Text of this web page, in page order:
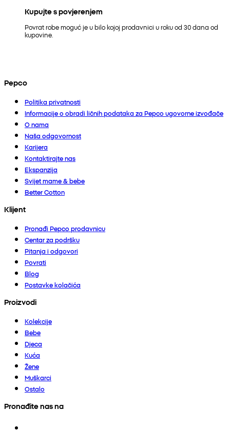
Kupujte s povjerenjem
Povrat robe moguć je u bilo kojoj prodavnici u roku od 30 dana od
kupovine.
Pepco
Politika privatnosti
Informacije o obradi ličnih podataka za Pepco ugovorne izvođače
O nama
Naša odgovornost
Karijera
Kontaktirajte nas
Ekspanzija
Svijet mame & bebe
Better Cotton
Klijent
Pronađi Pepco prodavnicu
Centar za podršku
Pitanja i odgovori
Povrati
Blog
Postavke kolačića
Proizvodi
Kolekcije
Bebe
Djeca
Kuća
Žene
Muškarci
Ostalo
Pronađite nas na